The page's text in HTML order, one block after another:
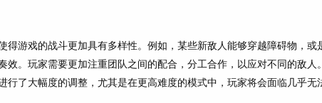
得游戏的战斗更加具有多样性。例如，某些新敌人能够穿越障碍物，
效。玩家需要更加注重团队之间的配合，分工合作，以应对不同的敌
行了大幅度的调整，尤其是在更高难度的模式中，玩家将会面临几乎无